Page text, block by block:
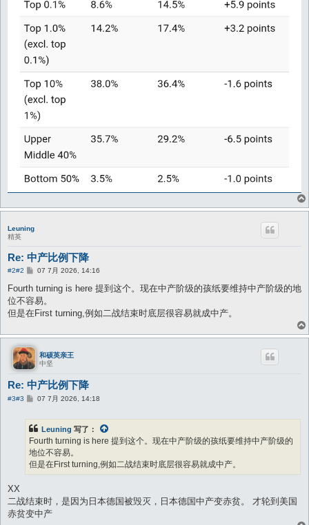
Leuning
精英
Re: 中产比例下降
#2#2
帖
07 7月 2026, 14:16
Fourth turning is here 提到这个。现在中产阶级的孩纸要维持中产阶级的地
位不容易。
但是在First turning,例如二战结束时底层很容易就成中产。
和硕英亲王
中坚
Re: 中产比例下降
#3#3
帖
07 7月 2026, 14:18
Leuning 写了：
Fourth turning is here 提到这个。现在中产阶级的孩纸要维持中产阶级的
地位不容易。
但是在First turning,例如二战结束时底层很容易就成中产。
XX
二战结束时，是因为日本德国被毁灭，日本德国中产变赤贫。 才轮到美国
赤贫变中产